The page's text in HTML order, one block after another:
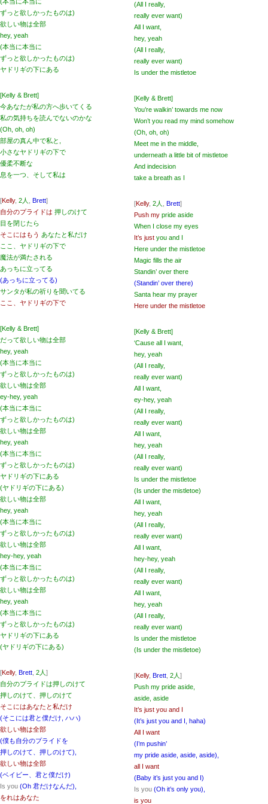
ずっと欲しかったものは)
欲しい物は全部
hey, yeah
(本当に本当に
ずっと欲しかったものは)
ヤドリギの下にある
[Kelly & Brett]
今あなたが私の方へ歩いてくる
私の気持ちを読んでないのかな
(Oh, oh, oh)
部屋の真ん中で私と,
小さなヤドリギの下で
優柔不断な
息を一つ、そして私は
[Kelly, 2人 Brett]
自分のプライドは 押しのけて
目を閉じたら
そこにはもう あなたと私だけ
ここ、ヤドリギの下で
魔法が満たされる
あっちに立ってる
(あっちに立ってる)
サンタが私の祈りを聞いてる
ここ、ヤドリギの下で
[Kelly & Brett]
だって欲しい物は全部
hey, yeah
(本当に本当に
ずっと欲しかったものは)
欲しい物は全部
ey-hey, yeah
(本当に本当に
ずっと欲しかったものは)
欲しい物は全部
hey, yeah
(本当に本当に
ずっと欲しかったものは)
ヤドリギの下にある
(ヤドリギの下にある)
欲しい物は全部
hey, yeah
(本当に本当に
ずっと欲しかったものは)
欲しい物は全部
hey-hey, yeah
(本当に本当に
ずっと欲しかったものは)
欲しい物は全部
hey, yeah
(本当に本当に
ずっと欲しかったものは)
ヤドリギの下にある
(ヤドリギの下にある)
[Kelly, Brett 2人 ]
自分のプライドは押しのけて
押しのけて、押しのけて
そこにはあなたと私だけ
(そこには君と僕だけ, ハハ)
欲しい物は全部
(僕も自分のプライドを
押しのけて、押しのけて),
欲しい物は全部
(ベイビー、君と僕だけ)
Is you (Oh 君だけなんだ),
をれはあなた
(All I really,
really ever want)
All I want,
hey, yeah
(All I really,
really ever want)
Is under the mistletoe
[Kelly & Brett]
You’re walkin’ towards me now
Won’t you read my mind somehow
(Oh, oh, oh)
Meet me in the middle,
underneath a little bit of mistletoe
And indecision
take a breath as I
[Kelly, 2人 Brett]
Push my pride aside
When I close my eyes
It’s just you and I
Here under the mistletoe
Magic fills the air
Standin’ over there
(Standin’ over there)
Santa hear my prayer
Here under the mistletoe
[Kelly & Brett]
‘Cause all I want,
hey, yeah
(All I really,
really ever want)
All I want,
ey-hey, yeah
(All I really,
really ever want)
All I want,
hey, yeah
(All I really,
really ever want)
Is under the mistletoe
(Is under the mistletoe)
All I want,
hey, yeah
(All I really,
really ever want)
All I want,
hey-hey, yeah
(All I really,
really ever want)
All I want,
hey, yeah
(All I really,
really ever want)
Is under the mistletoe
(Is under the mistletoe)
[Kelly, Brett 2人 ]
Push my pride aside,
aside, aside
It’s just you and I
(It’s just you and I, haha)
All I want
(I’m pushin’
my pride aside, aside, aside),
all I want
(Baby it’s just you and I)
Is you (Oh it’s only you),
is you